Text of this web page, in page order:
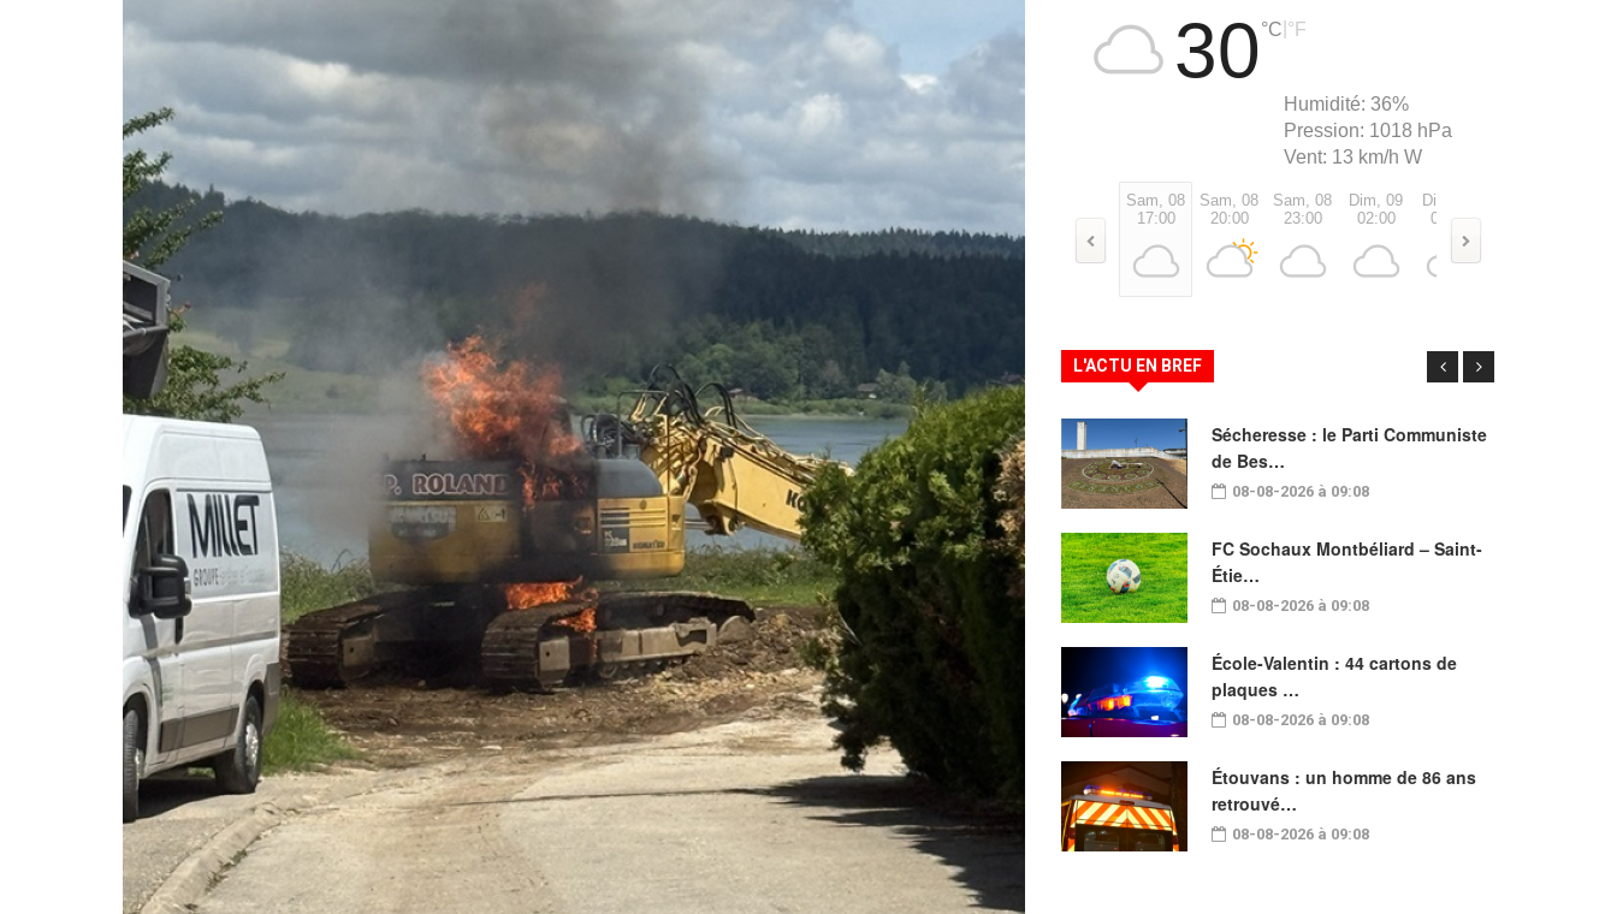
30 °C °F
Humidité: 36%
Pression: 1018 hPa
Vent: 13 km/h W
Sam, 08
17:00
Sam, 08
20:00
Sam, 08
23:00
Dim, 09
02:00
Dim, 09
05:00
L'ACTU EN BREF
Sécheresse : le Parti Communiste
de Bes…
08-08-2026 à 09:08
FC Sochaux Montbéliard – Saint-
Étie…
08-08-2026 à 09:08
École-Valentin : 44 cartons de
plaques …
08-08-2026 à 09:08
Étouvans : un homme de 86 ans
retrouvé…
08-08-2026 à 09:08